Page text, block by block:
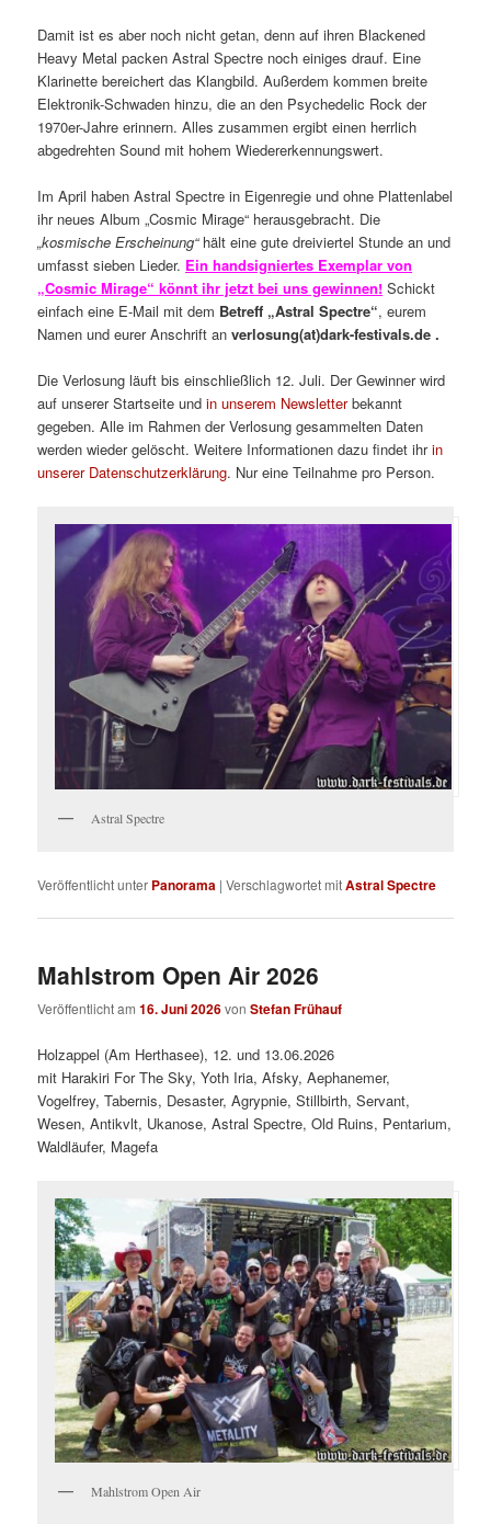
Damit ist es aber noch nicht getan, denn auf ihren Blackened
Heavy Metal packen Astral Spectre noch einiges drauf. Eine
Klarinette bereichert das Klangbild. Außerdem kommen breite
Elektronik-Schwaden hinzu, die an den Psychedelic Rock der
1970er-Jahre erinnern. Alles zusammen ergibt einen herrlich
abgedrehten Sound mit hohem Wiedererkennungswert.
Im April haben Astral Spectre in Eigenregie und ohne Plattenlabel
ihr neues Album „Cosmic Mirage“ herausgebracht. Die
„kosmische Erscheinung“hält eine gute dreiviertel Stunde an und
umfasst sieben Lieder. Ein handsigniertes Exemplar von
„Cosmic Mirage“ könnt ihr jetzt bei uns gewinnen! Schickt
einfach eine E-Mail mit dem Betreff „Astral Spectre“, eurem
Namen und eurer Anschrift anverlosung(at)dark-festivals.de .
Die Verlosung läuft bis einschließlich 12. Juli. Der Gewinner wird
auf unserer Startseite undin unserem Newsletterbekannt
gegeben. Alle im Rahmen der Verlosung gesammelten Daten
werden wieder gelöscht. Weitere Informationen dazu findet ihrin
unserer Datenschutzerklärung. Nur eine Teilnahme pro Person.
Astral Spectre
Veröffentlicht unter Panorama |Verschlagwortet mitAstral Spectre
Mahlstrom Open Air 2026
Veröffentlicht am16. Juni 2026vonStefan Frühauf
Holzappel (Am Herthasee), 12. und 13.06.2026
mit Harakiri For The Sky, Yoth Iria, Afsky, Aephanemer,
Vogelfrey, Tabernis, Desaster, Agrypnie, Stillbirth, Servant,
Wesen, Antikvlt, Ukanose, Astral Spectre, Old Ruins, Pentarium,
Waldläufer, Magefa
Mahlstrom Open Air